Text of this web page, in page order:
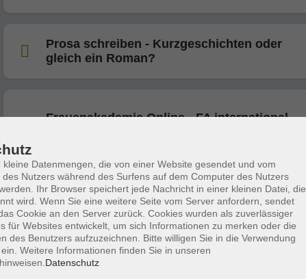
Prosa schreiben - Kurzgeschichten oder
gleich ein Roman?
Frauenakademie Online - FA international -
Journaling - Werkzeug für Inspiration und
Klarheit
kleine Datenmengen, die von einer Website gesendet und vom
Nutzers während des Surfens auf dem Computer des Nutzers
Ihr Browser speichert jede Nachricht in einer kleinen Datei, die
wird. Wenn Sie eine weitere Seite vom Server anfordern, sendet
Cookie an den Server zurück. Cookies wurden als zuverlässiger
für Websites entwickelt, um sich Informationen zu merken oder die
des Benutzers aufzuzeichnen. Bitte willigen Sie in die Verwendung
Weitere Informationen finden Sie in unseren
Datenschutz